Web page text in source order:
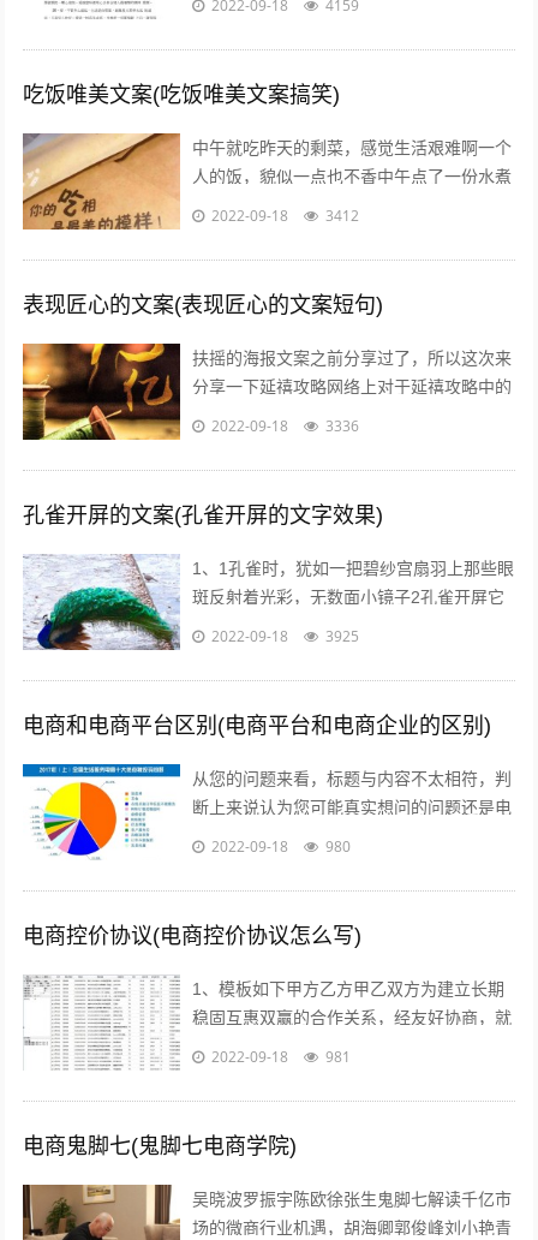
2022-09-18 4159
吃饭唯美文案(吃饭唯美文案搞笑)
中午就吃昨天的剩菜，感觉生活艰难啊一个
人的饭，貌似一点也不香中午点了一份水煮
鱼，超级开胃呀我一个人也要吃麻麻香中午
2022-09-18 3412
表现匠心的文案(表现匠心的文案短句)
扶摇的海报文案之前分享过了，所以这次来
分享一下延禧攻略网络上对于延禧攻略中的
服饰画风妆容都一致的满意，非常符合历史
2022-09-18 3336
孔雀开屏的文案(孔雀开屏的文字效果)
1、1孔雀时，犹如一把碧纱宫扇羽上那些眼
斑反射着光彩，无数面小镜子2孔雀开屏它
的羽毛吸引着每一个人，但我呢，但其他人
2022-09-18 3925
电商和电商平台区别(电商平台和电商企业的区别)
从您的问题来看，标题与内容不太相符，判
断上来说认为您可能真实想问的问题还是电
商真的挣钱吗能挣多少美容的行业怎么样在
2022-09-18 980
电商控价协议(电商控价协议怎么写)
1、模板如下甲方乙方甲乙双方为建立长期
稳固互惠双赢的合作关系，经友好协商，就
具体合作事宜达成如下协议一合作期限，本
2022-09-18 981
电商鬼脚七(鬼脚七电商学院)
吴晓波罗振宇陈欧徐张生鬼脚七解读千亿市
场的微商行业机遇，胡海卿郭俊峰刘小艳青